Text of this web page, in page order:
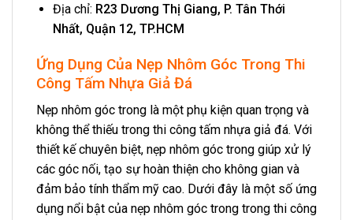
Địa chỉ: R23 Dương Thị Giang, P. Tân Thới
Nhất, Quận 12, TP.HCM
Ứng Dụng Của Nẹp Nhôm Góc Trong Thi
Công Tấm Nhựa Giả Đá
Nẹp nhôm góc trong là một phụ kiện quan trọng và
không thể thiếu trong thi công tấm nhựa giả đá. Với
thiết kế chuyên biệt, nẹp nhôm góc trong giúp xử lý
các góc nối, tạo sự hoàn thiện cho không gian và
đảm bảo tính thẩm mỹ cao. Dưới đây là một số ứng
dụng nổi bật của nẹp nhôm góc trong trong thi công